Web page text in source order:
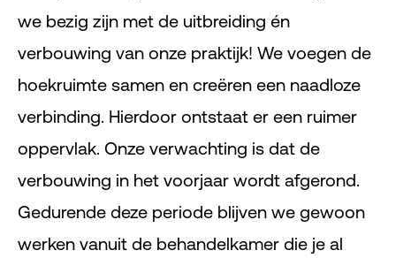
we bezig zijn met de uitbreiding én
verbouwing van onze praktijk! We voegen de
hoekruimte samen en creëren een naadloze
verbinding. Hierdoor ontstaat er een ruimer
oppervlak. Onze verwachting is dat de
verbouwing in het voorjaar wordt afgerond.
Gedurende deze periode blijven we gewoon
werken vanuit de behandelkamer die je al